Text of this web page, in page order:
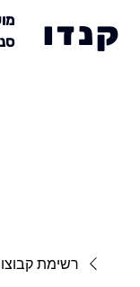
קנדו
רשימת